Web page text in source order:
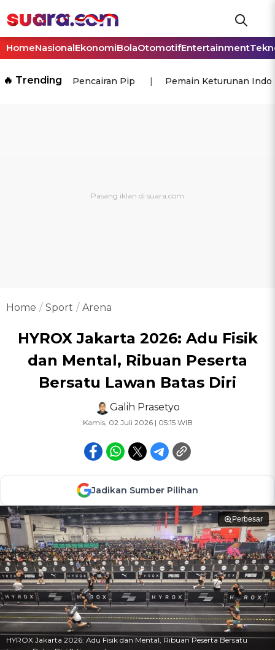
HomeNasionalEkonomiBolaOtomotifEntertainment
🔥 Trending Pencairan Pip Pemain Keturunan
Home Sport Arena
HYROX Jakarta 2026: Adu Fisik
dan Mental, Ribuan Peserta
Bersatu Lawan Batas Diri
Galih Prasetyo
Kamis, 02 Juli 2026 | 05:15 WIB
Jadikan Sumber Pilihan
Perbesar
HYROX Jakarta 2026: Adu Fisik dan Mental, Ribuan Peserta Bersatu